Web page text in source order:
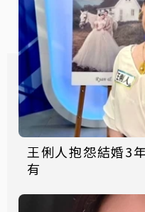
王俐人抱怨結婚3
有